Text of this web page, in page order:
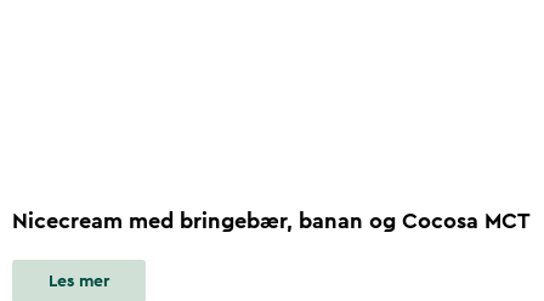
Nicecream med bringebær, banan og Cocosa MCT
Les mer